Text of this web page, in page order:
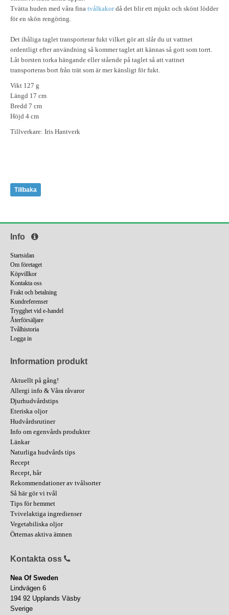
Tvätta huden med våra fina tvålkakordå det blir ett mjukt och skönt lödder
för en skön rengöring.
Det ihåliga taglet transporterar fukt vilket gör att slår du ut vattnet
ordentligt efter användning så kommer taglet att kännas så gott som torrt.
Låt borsten torka hängande eller stående på taglet så att vattnet
transporteras bort från trät som är mer känsligt för fukt.
Vikt 127 g
Längd 17 cm
Bredd 7 cm
Höjd 4 cm
Tillverkare: Iris Hantverk
Tillbaka
Info
Startsidan
Om företaget
Köpvillkor
Kontakta oss
Frakt och betalning
Kundreferenser
Trygghet vid e-handel
Återförsäljare
Tvålhistoria
Logga in
Information produkt
Aktuellt på gång!
Allergi info & Våra råvaror
Djurhudvårdstips
Eteriska oljor
Hudvårdsrutiner
Info om egenvårds produkter
Länkar
Naturliga hudvårds tips
Recept
Recept, hår
Rekommendationer av tvålsorter
Så här gör vi tvål
Tips för hemmet
Tvivelaktiga ingredienser
Vegetabiliska oljor
Örternas aktiva ämnen
Kontakta oss
Nea Of Sweden
Lindvägen 6
194 92 Upplands Väsby
Sverige